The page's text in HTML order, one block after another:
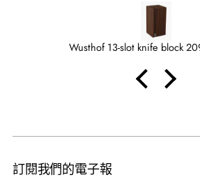
Wusthof 13-slot knife block
訂閱我們的電子報